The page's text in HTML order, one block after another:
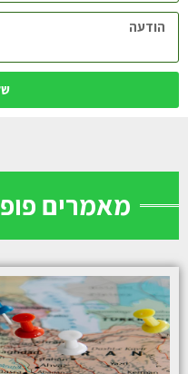
מאמרים